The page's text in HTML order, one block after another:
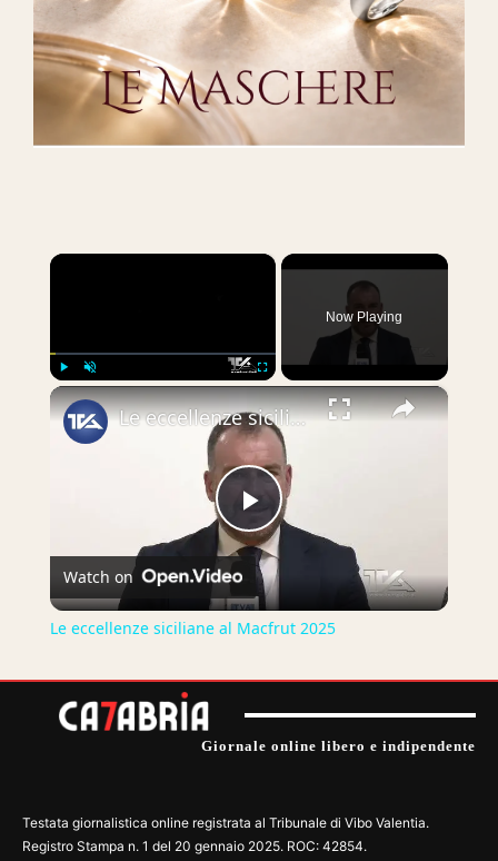
×
Play Unmute
Now Playing
×
Play
Video
Le eccellenze siciliane al Macfrut 2025
Watch on
Le eccellenze siciliane al Macfrut 2025
Giornale online libero e indipendente
Testata giornalistica online registrata al Tribunale di Vibo Valentia.
Registro Stampa n. 1 del 20 gennaio 2025. ROC: 42854.